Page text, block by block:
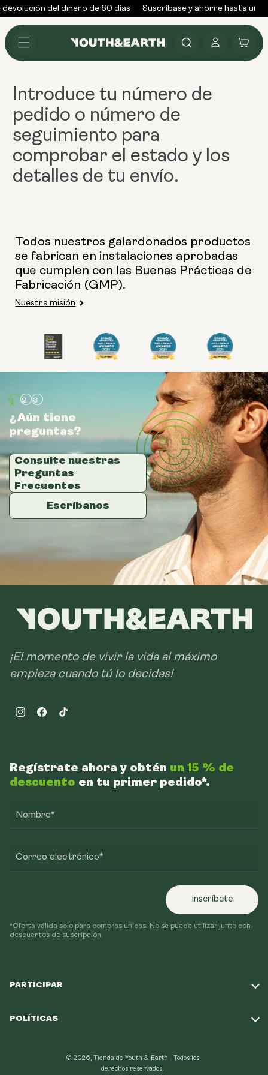
Ir al
contenido
del dinero de 60 días Suscríbase y ahorre hasta un
ConectarseCarrito
Introduce tu número de
pedido o número de
seguimiento para
comprobar el estado y los
detalles de tu envío.
Todos nuestros galardonados productos
se fabrican en instalaciones aprobadas
que cumplen con las Buenas Prácticas de
Fabricación (GMP).
Nuestra misión
¿Aún tiene
preguntas?
Consulte nuestras
Preguntas
Frecuentes
Escríbanos
¿Aún tiene
preguntas?
Consulte nuestras
Preguntas
Frecuentes
Escríbanos
¿Aún tiene
preguntas?
Consulte nuestras
Preguntas
Frecuentes
Escríbanos
¡El momento de vivir la vida al máximo
empieza cuando tú lo decidas!
InstagramFacebookTikTok
PARTICIPAR
Programa de Lealtad
POLÍTICAS
Regístrate ahora y obtén un 15 % de
descuento en tu primer pedido*.
Nombre*
Correo electrónico*
Inscríbete
*Oferta válida solo para compras únicas. No se puede utilizar junto con
descuentos de suscripción.
© 2026, Tienda de Youth & Earth .
Todos los
derechos reservados.